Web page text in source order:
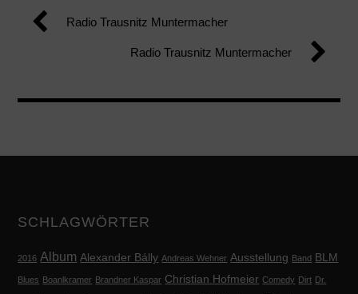
Radio Trausnitz Muntermacher
Radio Trausnitz Muntermacher
SCHLAGWÖRTER
2016 Album Alexander Bálly Andreas Wehner Ausstellung Band BLM
Blues Boanlkramer Brandner Kaspar Christian Hofmeier Comedy Dirt Dr.